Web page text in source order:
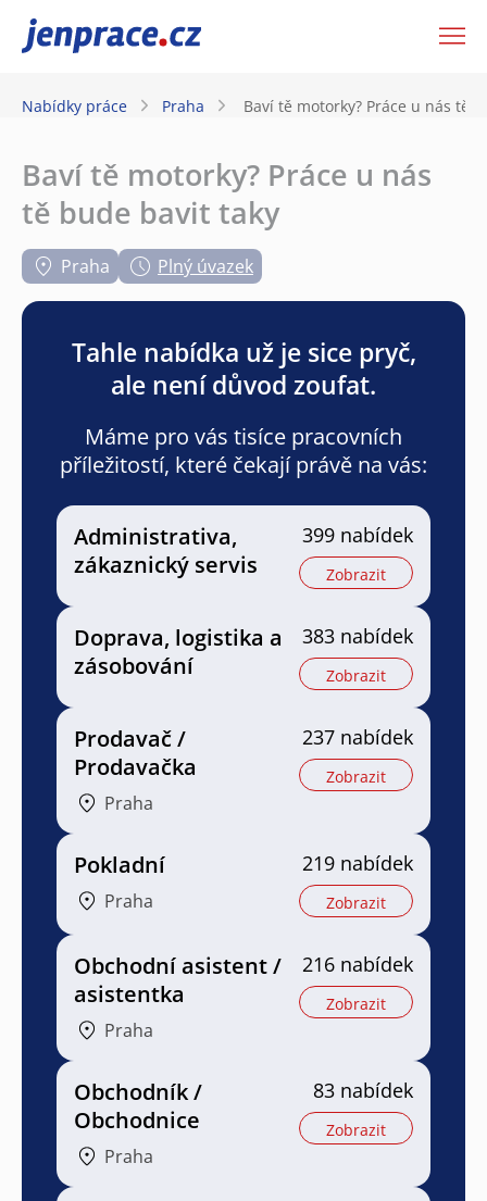
JenPráce.cz
Nabídky práce Praha Baví tě motorky? Práce u nás tě
Baví tě motorky? Práce u nás
tě bude bavit taky
Praha Plný úvazek
Tahle nabídka už je sice pryč,
ale není důvod zoufat.
Máme pro vás tisíce pracovních
příležitostí, které čekají právě na vás:
Administrativa,
zákaznický servis
399 nabídek
Zobrazit
Doprava, logistika a
zásobování
383 nabídek
Zobrazit
Prodavač /
Prodavačka
Praha
237 nabídek
Zobrazit
Pokladní
Praha
219 nabídek
Zobrazit
Obchodní asistent /
asistentka
Praha
216 nabídek
Zobrazit
Obchodník /
Obchodnice
Praha
83 nabídek
Zobrazit